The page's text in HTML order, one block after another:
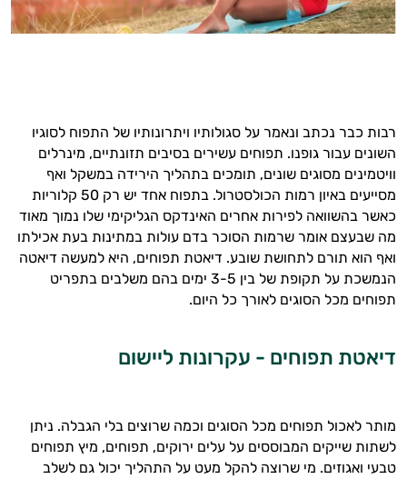
רבות כבר נכתב ונאמר על סגולותיו ויתרונותיו של התפוח לסוגיו
השונים עבור גופנו. תפוחים עשירים בסיבים תזונתיים, מינרלים
וויטמינים מסוגים שונים, תומכים בתהליך הירידה במשקל ואף
מסייעים באיון רמות הכולסטרול. בתפוח אחד יש רק 50 קלוריות
כאשר בהשוואה לפירות אחרים האינדקס הגליקימי שלו נמוך מאוד
מה שבעצם אומר שרמות הסוכר בדם עולות במתינות בעת אכילתו
ואף הוא תורם לתחושת שובע. דיאטת תפוחים, היא למעשה דיאטה
הנמשכת על תקופת של בין 3-5 ימים בהם משלבים בתפריט
תפוחים מכל הסוגים לאורך כל היום.
דיאטת תפוחים - עקרונות ליישום
מותר לאכול תפוחים מכל הסוגים וכמה שרוצים בלי הגבלה. ניתן
לשתות שייקים המבוססים על עלים ירוקים, תפוחים, מיץ תפוחים
טבעי ואגוזים. מי שרוצה להקל מעט על התהליך יכול גם לשלב
היי,
וספרות מקצועית בתחומי הרפואה הטבעית
ותזונת הספורט.